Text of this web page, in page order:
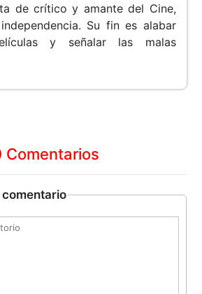
de crítico y amante del Cine,
Su fin es alabar
y señalar las malas
Comentarios
comentario